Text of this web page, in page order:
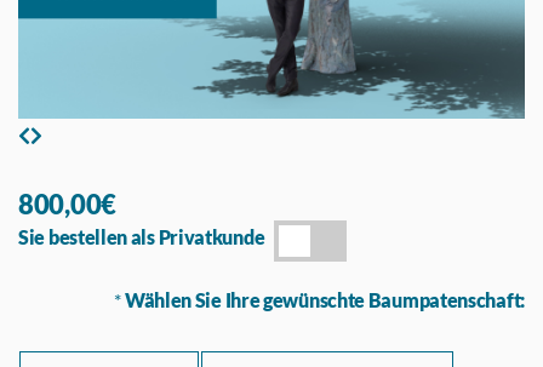
800,00€
Sie bestellen als Privatkunde
*Wählen Sie Ihre gewünschte Baumpatenschaft: